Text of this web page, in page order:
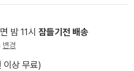
밤 11시 잠들기전 배송
변경
이상 무료)